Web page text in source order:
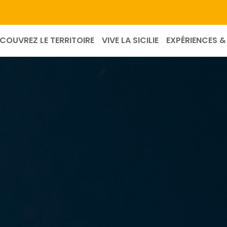
LE TERRITOIRE VIVE LA SICILIE EXPÉRIENCES